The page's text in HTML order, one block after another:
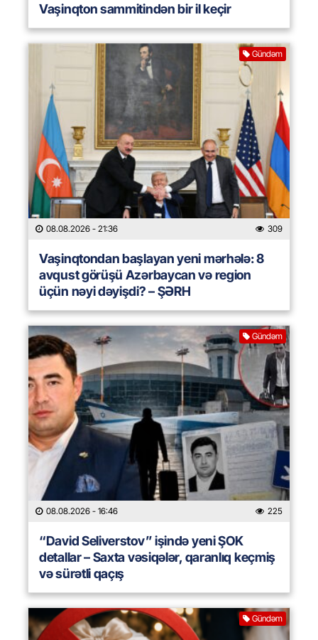
Vaşinqton sammitindən bir il keçir
Gündəm
08.08.2026 - 21:36 309
Vaşinqtondan başlayan yeni mərhələ: 8
avqust görüşü Azərbaycan və region
üçün nəyi dəyişdi? – ŞƏRH
Gündəm
08.08.2026 - 16:46 225
“David Seliverstov” işində yeni ŞOK
detallar – Saxta vəsiqələr, qaranlıq keçmiş
və sürətli qaçış
Gündəm